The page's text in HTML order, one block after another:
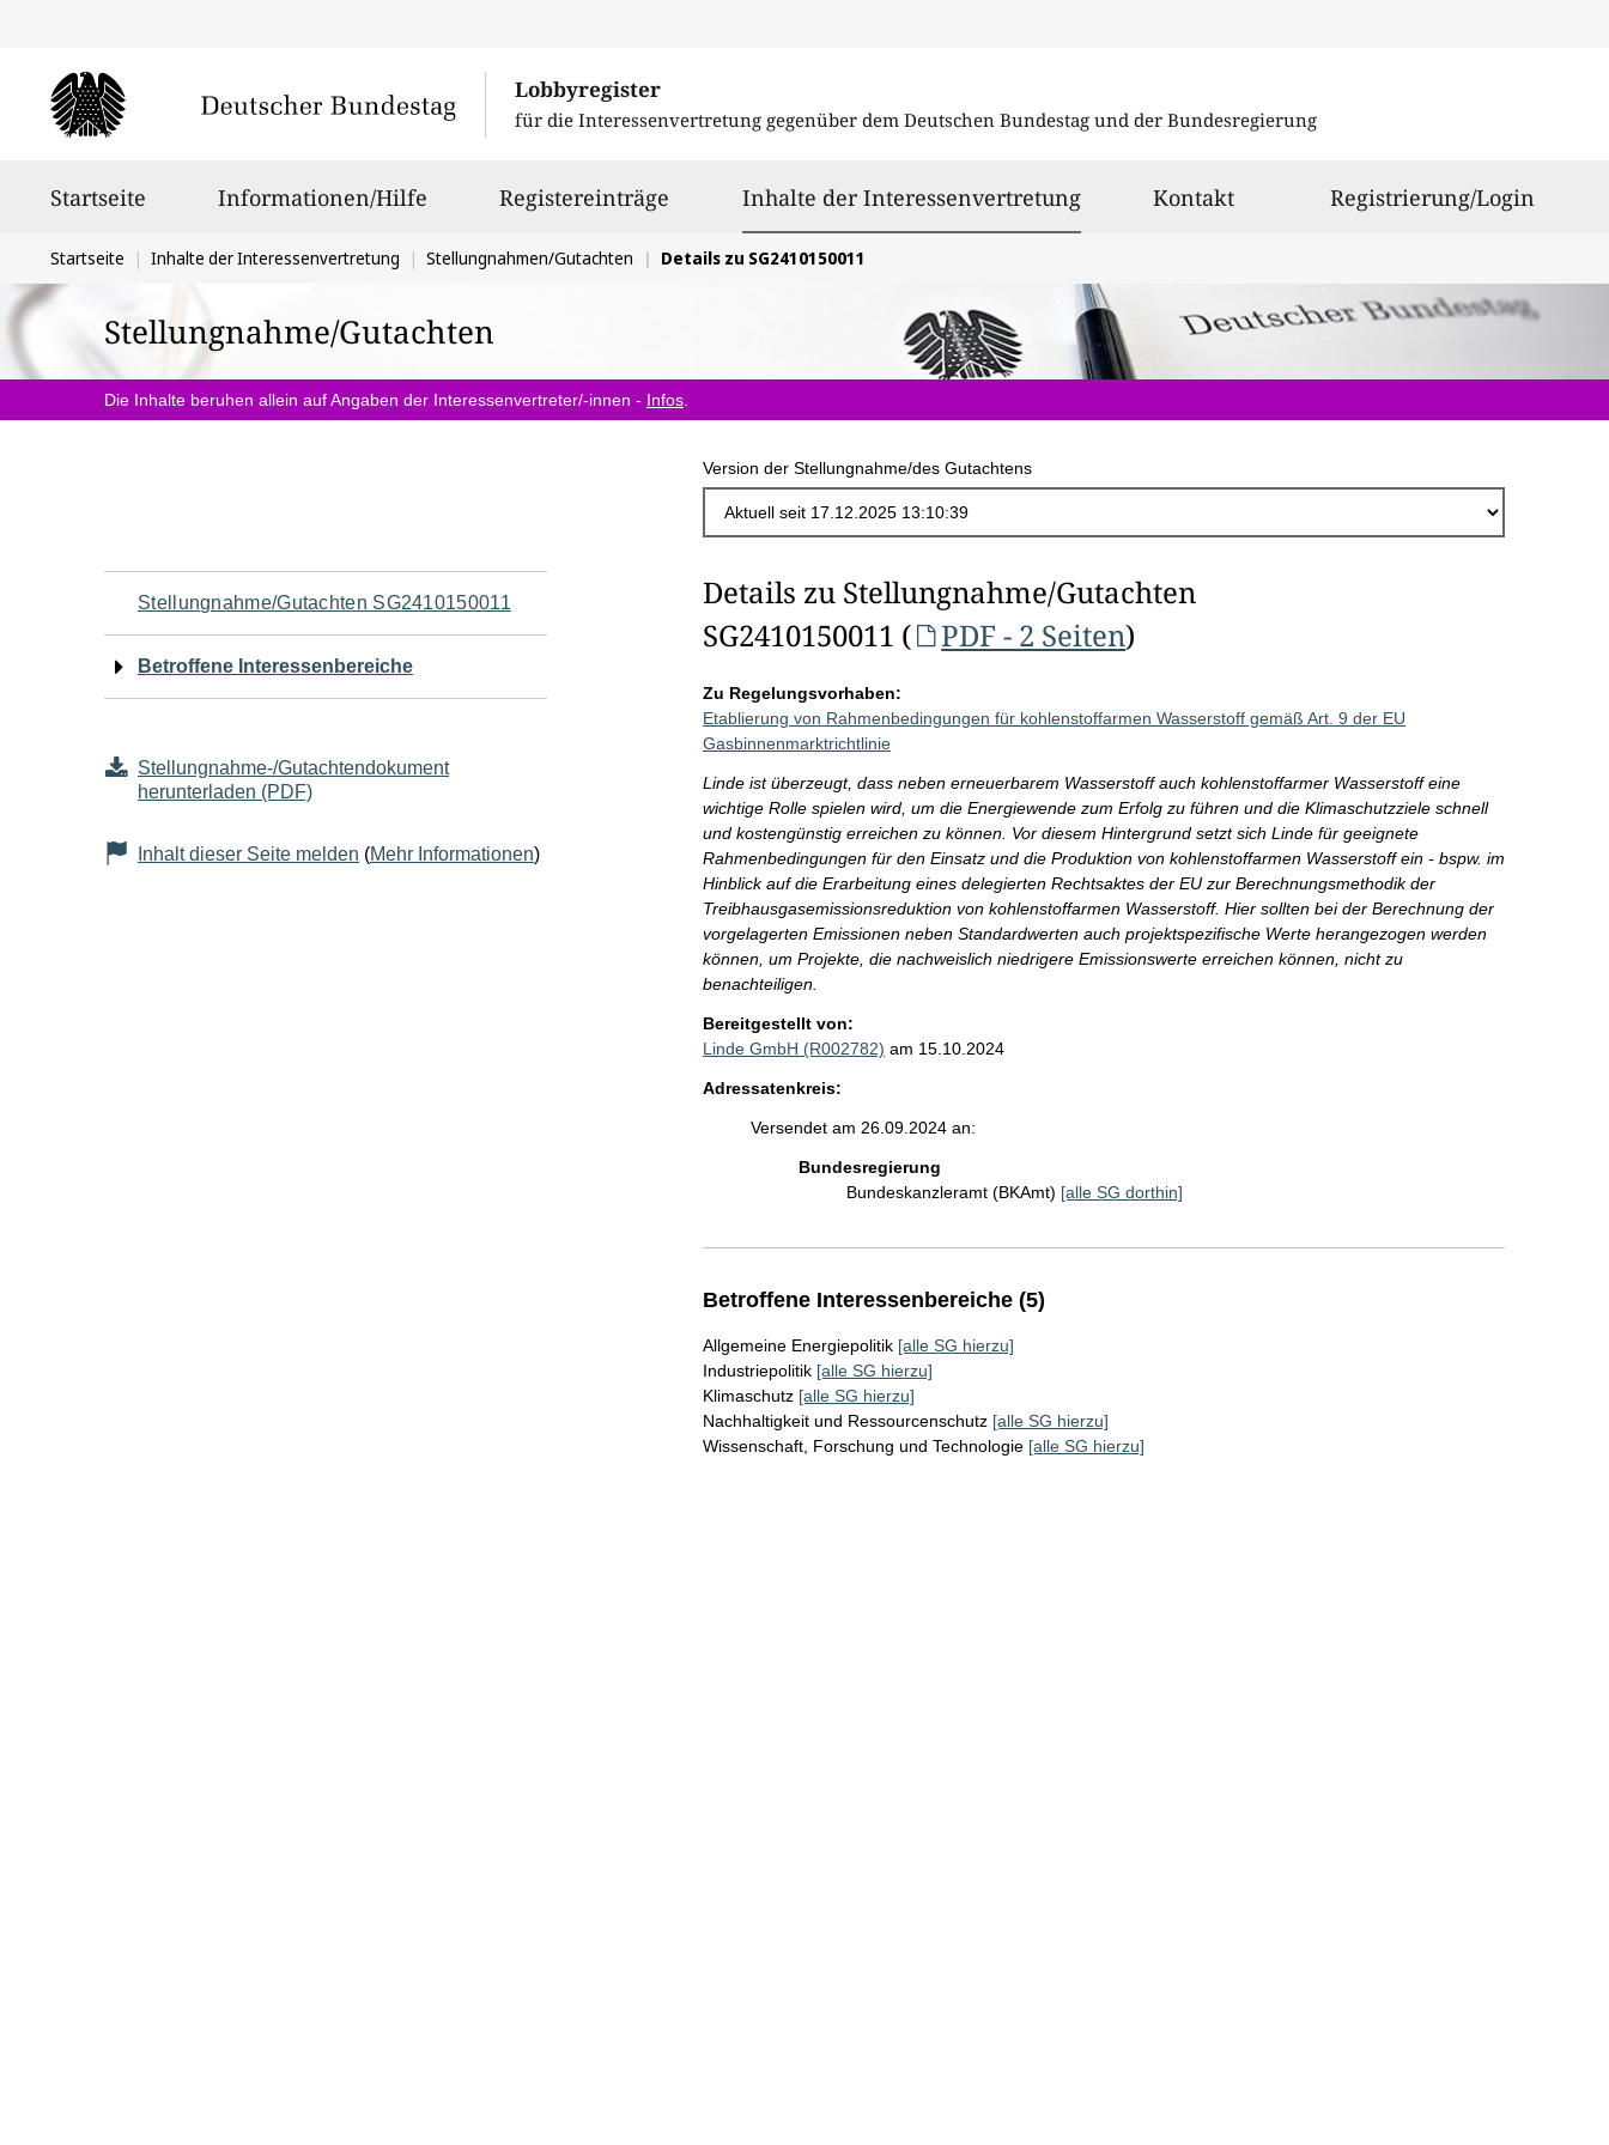
Lobbyregister
für die Interessenvertretung gegenüber dem Deutschen Bundestag und der Bundesregierung
Startseite Informationen/Hilfe Registereinträge Inhalte der Interessenvertretungausgewählt
Kontakt Registrierung/Login
Sie
befinden
sich
hier:
Startseite Inhalte der Interessenvertretung Stellungnahmen/Gutachten Details zu SG2410150011
Stellungnahme/Gutachten
Die Inhalte beruhen allein auf Angaben der Interessenvertreter/-innen - Infos
Version der Stellungnahme/des Gutachtens
Navigation
für
Seiteninhalt
Stellungnahme/Gutachten SG2410150011
Betroffene Interessenbereiche
Stellungnahme-/Gutachtendokument
herunterladen (PDF)
Inhalt dieser Seite melden (Mehr Informationen)
Details zu Stellungnahme/Gutachten
SG2410150011 (
PDF - 2 Seiten)
Zu Regelungsvorhaben:
Etablierung von Rahmenbedingungen für kohlenstoffarmen Wasserstoff gemäß Art. 9 der EU
Gasbinnenmarktrichtlinie
Linde ist überzeugt, dass neben erneuerbarem Wasserstoff auch kohlenstoffarmer Wasserstoff eine
wichtige Rolle spielen wird, um die Energiewende zum Erfolg zu führen und die Klimaschutzziele schnell
und kostengünstig erreichen zu können. Vor diesem Hintergrund setzt sich Linde für geeignete
Rahmenbedingungen für den Einsatz und die Produktion von kohlenstoffarmen Wasserstoff ein - bspw. im
Hinblick auf die Erarbeitung eines delegierten Rechtsaktes der EU zur Berechnungsmethodik der
Treibhausgasemissionsreduktion von kohlenstoffarmen Wasserstoff. Hier sollten bei der Berechnung der
vorgelagerten Emissionen neben Standardwerten auch projektspezifische Werte herangezogen werden
können, um Projekte, die nachweislich niedrigere Emissionswerte erreichen können, nicht zu
benachteiligen.
Bereitgestellt von:
Linde GmbH (R002782) am 15.10.2024
Adressatenkreis:
Versendet am 26.09.2024 an:
Bundesregierung
Bundeskanzleramt (BKAmt) [alle SG dorthin]
Betroffene Interessenbereiche (5)
Allgemeine Energiepolitik [alle SG hierzu]
Industriepolitik [alle SG hierzu]
Klimaschutz [alle SG hierzu]
Nachhaltigkeit und Ressourcenschutz [alle SG hierzu]
Wissenschaft, Forschung und Technologie [alle SG hierzu]